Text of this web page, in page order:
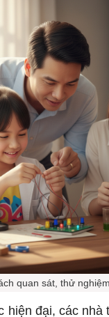
quan sát, thử
hiện đại, các nhà